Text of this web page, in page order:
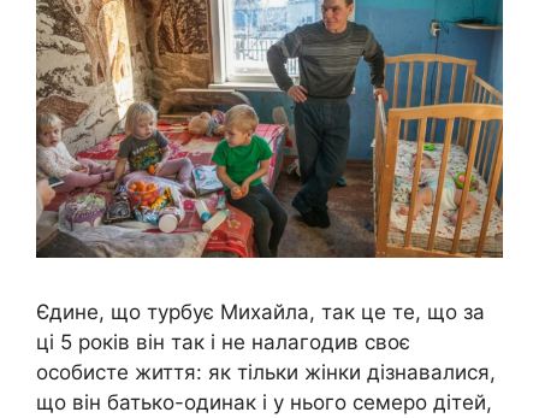
Єдине, що турбує Михайла, так це те, що за
ці 5 років він так і не налагодив своє
особисте життя: як тільки жінки дізнавалися,
що він батько-одинак і у нього семеро дітей,